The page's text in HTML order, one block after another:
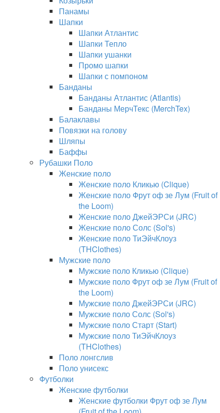
Панамы
Шапки
Шапки Атлантис
Шапки Тепло
Шапки ушанки
Промо шапки
Шапки с помпоном
Банданы
Банданы Атлантис (Atlantis)
Банданы МерчТекс (MerchTex)
Балаклавы
Повязки на голову
Шляпы
Баффы
Рубашки Поло
Женские поло
Женские поло Кликью (Clique)
Женские поло Фрут оф зе Лум (Fruit of
the Loom)
Женские поло ДжейЭРСи (JRC)
Женские поло Солс (Sol's)
Женские поло ТиЭйчКлоуз
(THClothes)
Мужские поло
Мужские поло Кликью (Clique)
Мужские поло Фрут оф зе Лум (Fruit of
the Loom)
Мужские поло ДжейЭРСи (JRC)
Мужские поло Солс (Sol's)
Мужские поло Старт (Start)
Мужские поло ТиЭйчКлоуз
(THClothes)
Поло лонгслив
Поло унисекс
Футболки
Женские футболки
Женские футболки Фрут оф зе Лум